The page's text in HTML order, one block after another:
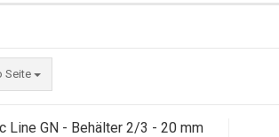
Seite
Line GN - Behälter 2/3 - 20 mm